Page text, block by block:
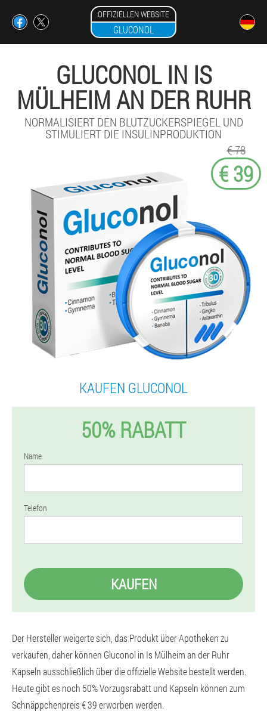
OFFIZIELLEN WEBSITE
GLUCONOL
GLUCONOL IN IS
MÜLHEIM AN DER RUHR
NORMALISIERT DEN BLUTZUCKERSPIEGEL UND
STIMULIERT DIE INSULINPRODUKTION
€ 78
€ 39
KAUFEN GLUCONOL
50% RABATT
Name
Telefon
KAUFEN
Der Hersteller weigerte sich, das Produkt über Apotheken zu
verkaufen, daher können Gluconol in Is Mülheim an der Ruhr
Kapseln ausschließlich über die offizielle Website bestellt werden.
Heute gibt es noch 50% Vorzugsrabatt und Kapseln können zum
Schnäppchenpreis € 39 erworben werden.